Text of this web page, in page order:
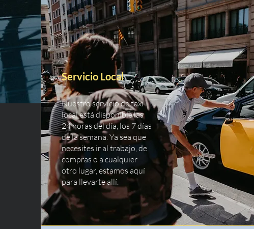
Servicio Local
Nuestro servicio de taxi
local está disponible las
24 horas del día, los 7 días
de la semana. Ya sea que
necesites ir al trabajo, de
compras o a cualquier
otro lugar, estamos aquí
para llevarte allí.